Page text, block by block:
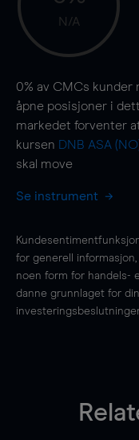
N/A
0% av CMCs kunder
åpne posisjoner i
markedet forventer
kursen DNB ASA
skal move
Se instrument
for generell
noen form for handels-
danne grunnlaget for